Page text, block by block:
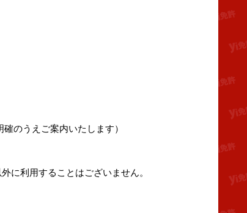
のうえご案内いたします）
に利用することはございません。